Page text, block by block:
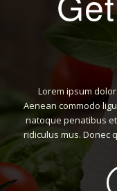
Lorem ipsum
Aenean commodo
natoque penatibus
ridiculus mus. Donec